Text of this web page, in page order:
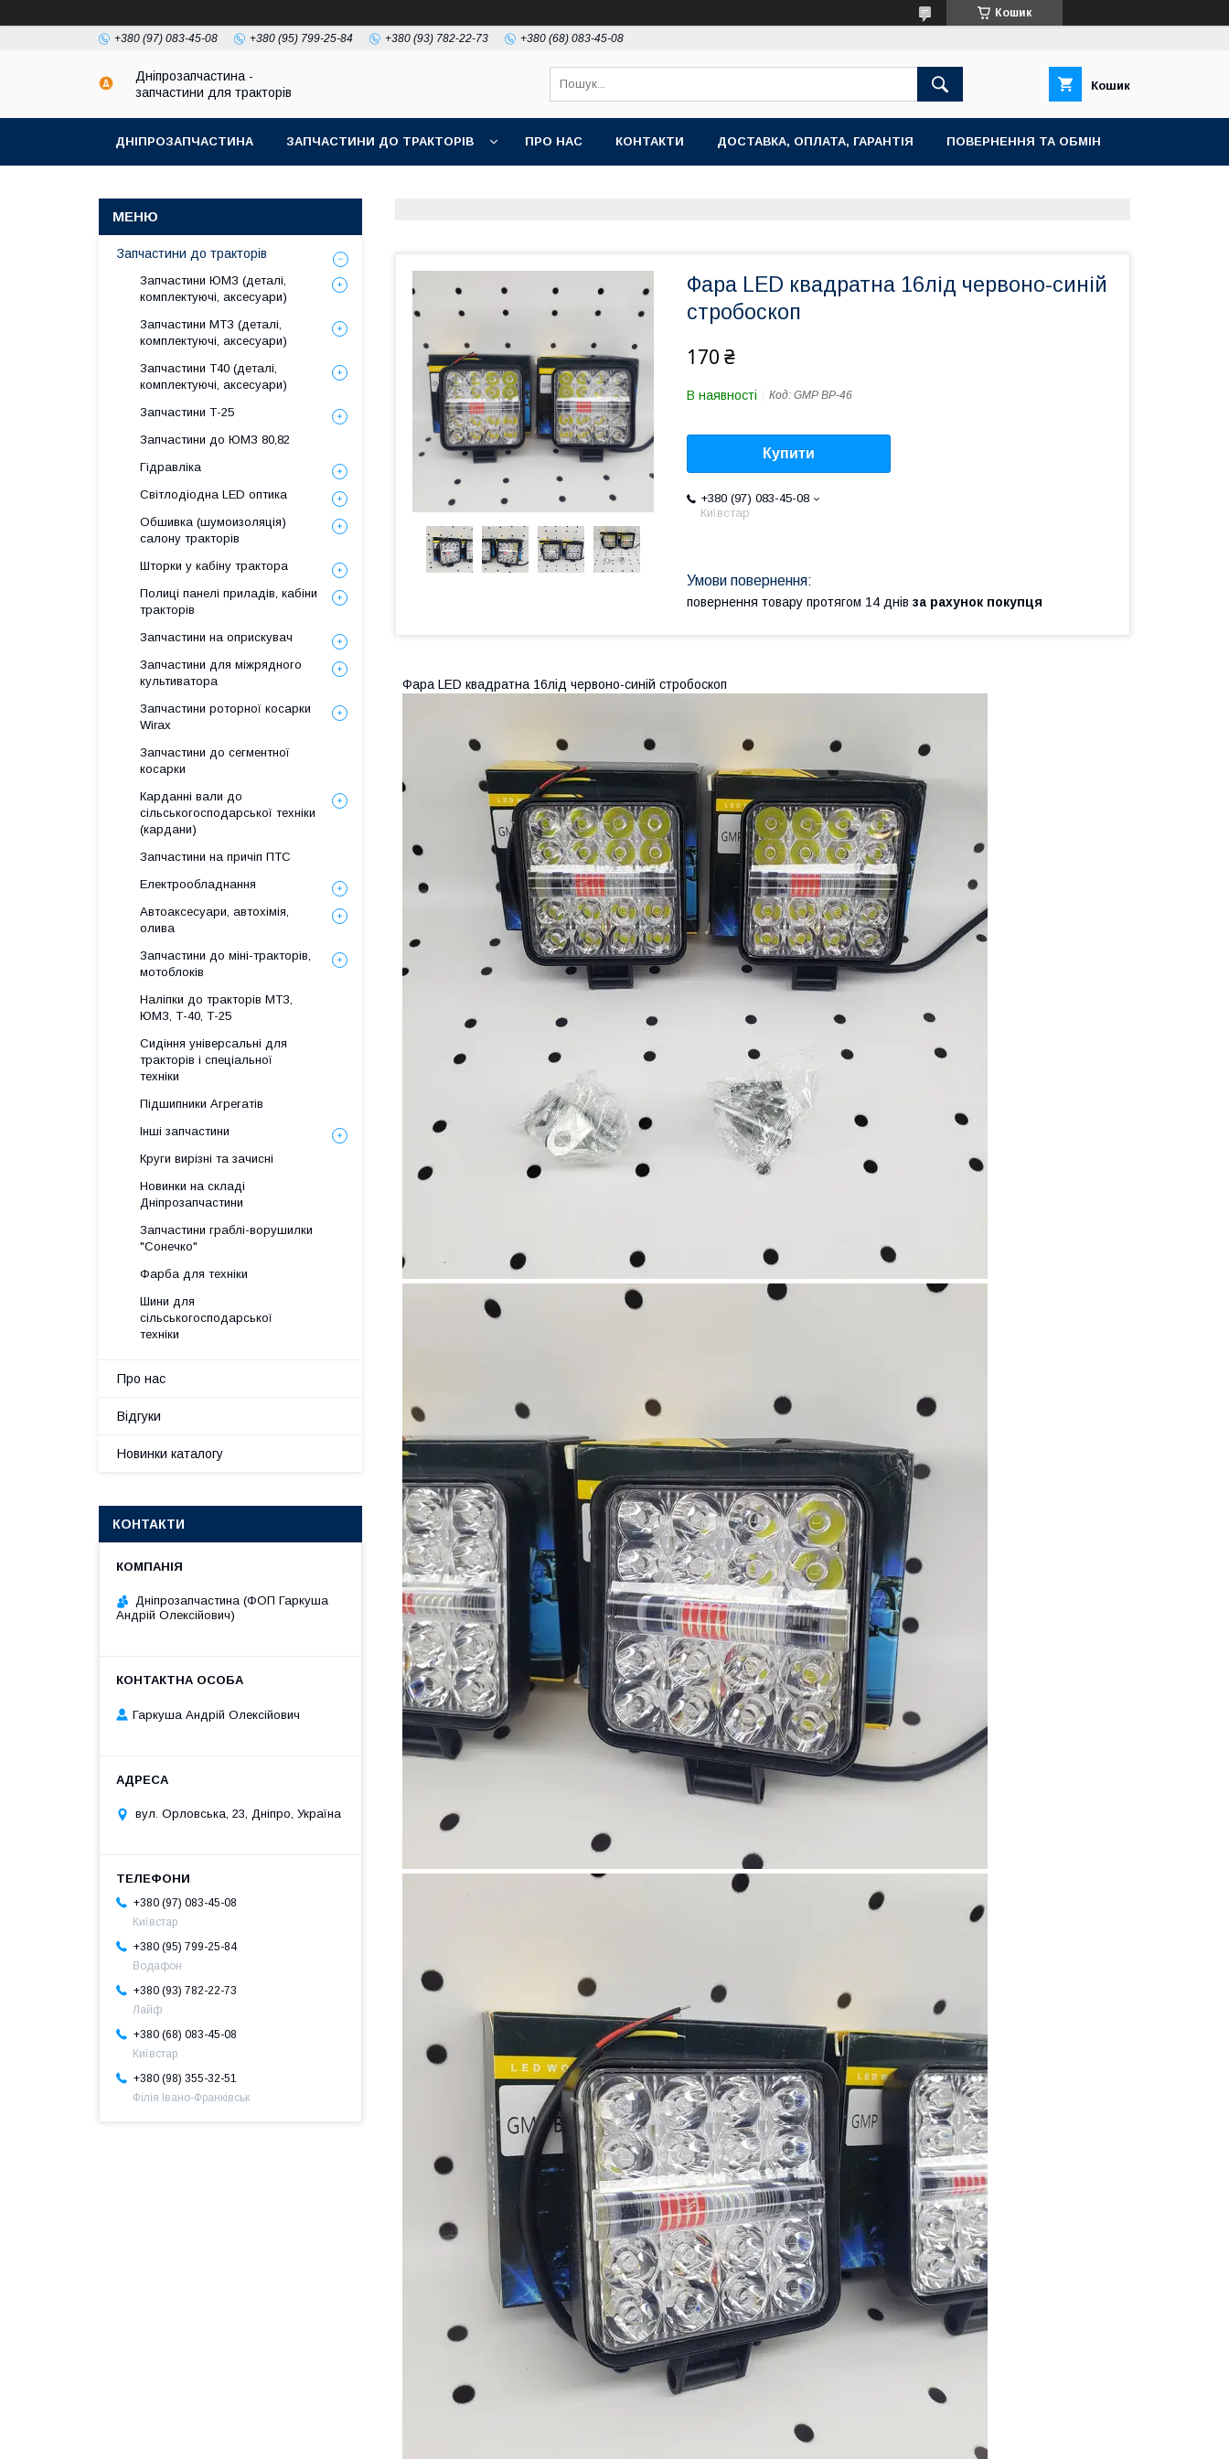
Кошик
+380 (97) 083-45-08 +380 (95) 799-25-84 +380 (93) 782-22-73 +380 (68) 083-45-08
Дніпрозапчастина -
запчастини для тракторів
Кошик
ДНІПРОЗАПЧАСТИНА ЗАПЧАСТИНИ ДО ТРАКТОРІВ ПРО НАС КОНТАКТИ ДОСТАВКА, ОПЛАТА, ГАРАНТІЯ ПОВЕРНЕННЯ ТА ОБМІН
Фара LED квадратна 16лід червоно-синій
стробоскоп
170 ₴
В наявності Код: GMP BP-46
Купити
+380 (97) 083-45-08
Київстар
повернення товару протягом 14 днів за рахунок покупця
Фара LED квадратна 16лід червоно-синій стробоскоп
Запчастини до тракторів
Запчастини ЮМЗ (деталі,
комплектуючі, аксесуари)
Запчастини МТЗ (деталі,
комплектуючі, аксесуари)
Запчастини Т40 (деталі,
комплектуючі, аксесуари)
Запчастини Т-25
Запчастини до ЮМЗ 80,82
Гідравліка
Світлодіодна LED оптика
Обшивка (шумоизоляція)
салону тракторів
Шторки у кабіну трактора
Полиці панелі приладів, кабіни
тракторів
Запчастини на оприскувач
Запчастини для міжрядного
культиватора
Запчастини роторної косарки
Wirax
Запчастини до сегментної
косарки
Карданні вали до
сільськогосподарської техніки
(кардани)
Запчастини на причіп ПТС
Електрообладнання
Автоаксесуари, автохімія,
олива
Запчастини до міні-тракторів,
мотоблоків
Наліпки до тракторів МТЗ,
ЮМЗ, Т-40, Т-25
Сидіння універсальні для
тракторів і спеціальної
техніки
Підшипники Агрегатів
Інші запчастини
Круги вирізні та зачисні
Новинки на складі
Дніпрозапчастини
Запчастини граблі-ворушилки
"Сонечко"
Фарба для техніки
Шини для
сільськогосподарської
техніки
Про нас
Відгуки
Новинки каталогу
КОНТАКТИ
Дніпрозапчастина (ФОП Гаркуша
Андрій Олексійович)
Гаркуша Андрій Олексійович
вул. Орловська, 23, Дніпро, Україна
+380 (97) 083-45-08
Київстар
+380 (95) 799-25-84
Водафон
+380 (93) 782-22-73
Лайф
+380 (68) 083-45-08
Київстар
+380 (98) 355-32-51
Філія Івано-Франківськ